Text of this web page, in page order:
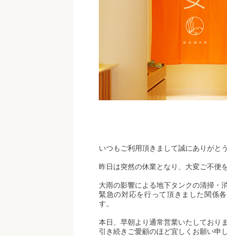
いつもご利用頂きまして誠にありがと
昨日は突然の休業となり、大変ご不便
大雨の影響による地下タンクの清掃・
緊急の対応を行って頂きました関係
す。
本日、早朝より通常営業いたしておりま
引き続きご愛顧のほど宜しくお願い申